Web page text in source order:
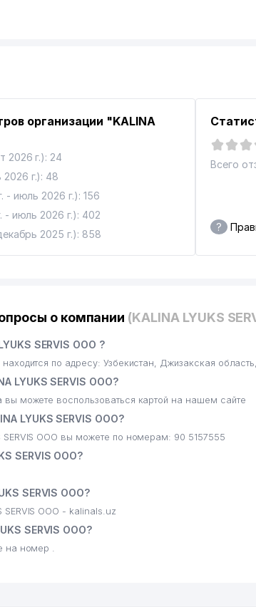
организации "KALINA
2026 г.): 24
г.): 48
- июль 2026 г.): 156
- июль 2026 г.): 402
2025 г.): 858
Всего
?
о компании (KALINA LYUKS
SERVIS ООО ?
находится по адресу: Узбекистан, Джизакская
LYUKS SERVIS ООО?
можете воспользоваться картой на нашем сайте
LYUKS SERVIS ООО?
SERVIS ООО вы можете по номерам: 90 5157555
SERVIS ООО?
SERVIS ООО?
SERVIS ООО - kalinals.uz
SERVIS ООО?
на номер .